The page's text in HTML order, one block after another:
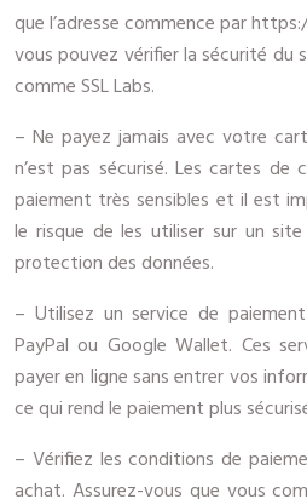
que l’adresse commence par
vous pouvez vérifier la sécurité du
comme SSL Labs.
– Ne payez jamais avec votre
n’est pas sécurisé. Les cartes
paiement très sensibles et il est
le risque de les utiliser sur un
protection des données.
– Utilisez un service de
PayPal ou Google Wallet. Ces
payer en ligne sans entrer vos
ce qui rend le paiement plus
– Vérifiez les conditions de
achat. Assurez-vous que vous